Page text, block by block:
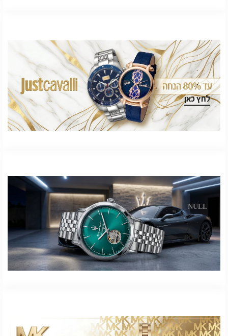
.
.
לחץ כאן
NULL
.
לחץ כאן